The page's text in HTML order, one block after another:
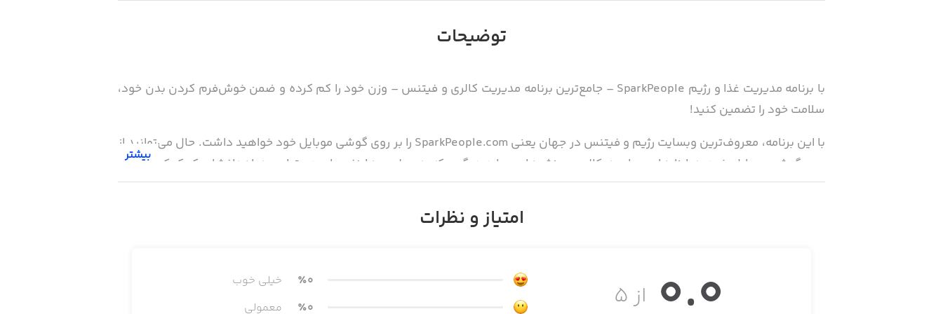
توضیحات
با برنامه مدیریت غذا و رژیم SparkPeople – جامع‌ترین برنامه مدیریت کالری و فیتنس – وزن خود را کم کرده و ضمن خوش‌فرم کردن بدن خود،
سلامت خود را تضمین کنید!
با این برنامه، معروف‌ترین وبسایت رژیم و فیتنس در جهان یعنی SparkPeople.com را بر روی گوشی موبایل خود خواهید داشت. حال می‌توانید از
روی گوشی موبایل خود به ابزارهای محاسبه کالری، ورزش‌ها و موارد دیگری که به میلیون‌ها نفر برای دستیابی به اهدافشان کمک کرده است
دسترسی داشته باشید. برنامه Diet & Fitness Tracker به وبسایت متصل شده و در هر مکان و زمان به شما در رسیدن به سلامتی، فیتنس و
بیشتر
امتیاز و نظرات
از ۵ 0.0 ٪0
خیلی خوب
٪0
معمولی